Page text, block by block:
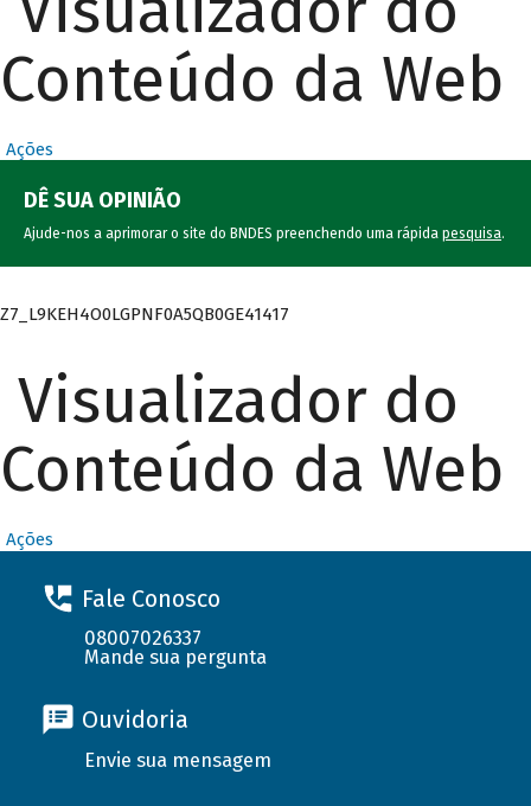
Conteúdo da Web
Ações
DÊ SUA OPINIÃO
Ajude-nos a aprimorar o site do BNDES preenchendo uma rápida pesquisa.
Z7_L9KEH4O0LGPNF0A5QB0GE41417
Visualizador do
Conteúdo da Web
Ações
Fale Conosco
08007026337
Mande sua pergunta
Ouvidoria
Envie sua mensagem